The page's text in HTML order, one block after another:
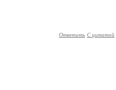
Ответить С цитатой